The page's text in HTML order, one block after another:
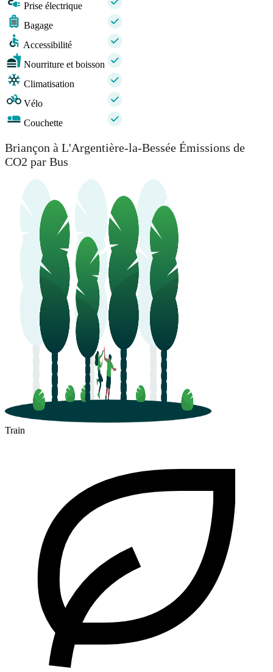
Prise électrique
Bagage
Accessibilité
Nourriture et boisson
Climatisation
Vélo
Couchette
Briançon à L'Argentière-la-Bessée Émissions de
CO2 par Bus
Train